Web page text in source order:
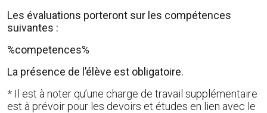
Les évaluations porteront sur les compétences
suivantes :
%competences%
La présence de l’élève est obligatoire.
* Il est à noter qu’une charge de travail supplémentaire
est à prévoir pour les devoirs et études en lien avec le